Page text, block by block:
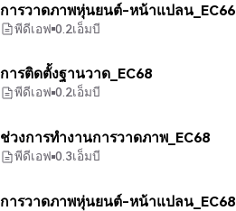
การวาดภาพหุ่นยนต์-หน้าแปลน_EC66
พีดีเอฟ 0.2เอ็มบี
การติดตั้งฐานวาด_EC68
พีดีเอฟ 0.2เอ็มบี
ช่วงการทำงานการวาดภาพ_EC68
พีดีเอฟ 0.3เอ็มบี
การวาดภาพหุ่นยนต์-หน้าแปลน_EC68